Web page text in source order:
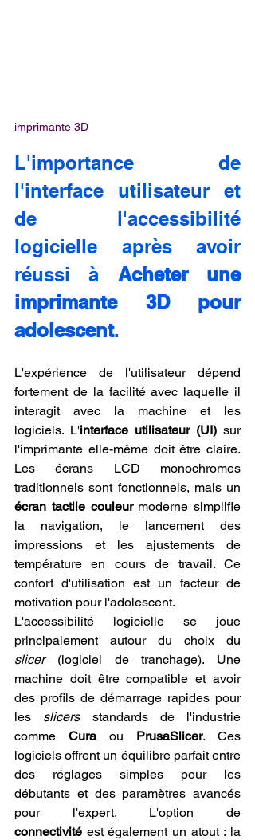
imprimante 3D
L'importance de
l'interface utilisateur et
de l'accessibilité
logicielle après avoir
réussi à Acheter une
imprimante 3D pour
adolescent.
L'expérience de l'utilisateur dépend
fortement de la facilité avec laquelle il
interagit avec la machine et les
logiciels. L'interface utilisateur (UI) sur
l'imprimante elle-même doit être claire.
Les écrans LCD monochromes
écran tactile couleur moderne simplifie
la navigation, le lancement des
impressions et les ajustements de
température en cours de travail. Ce
confort d'utilisation est un facteur de
motivation pour l'adolescent.
L'accessibilité logicielle se joue
slicer (logiciel de tranchage). Une
machine doit être compatible et avoir
des profils de démarrage rapides pour
les slicers standards de l'industrie
comme Cura ou PrusaSlicer. Ces
logiciels offrent un équilibre parfait entre
des réglages simples pour les
débutants et des paramètres avancés
connectivité est également un atout : la